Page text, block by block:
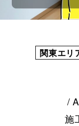
関東エリ
/
施